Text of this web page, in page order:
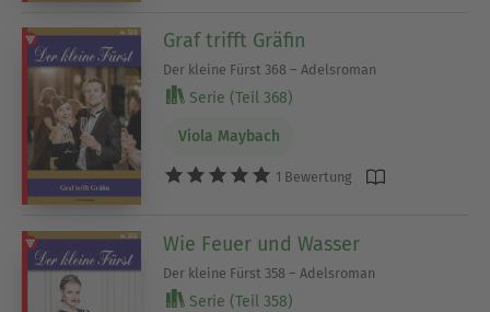
Graf trifft Gräfin
Der kleine Fürst 368 – Adelsroman
Serie (Teil 368)
Viola Maybach
1 Bewertung
Wie Feuer und Wasser
Der kleine Fürst 358 – Adelsroman
Serie (Teil 358)